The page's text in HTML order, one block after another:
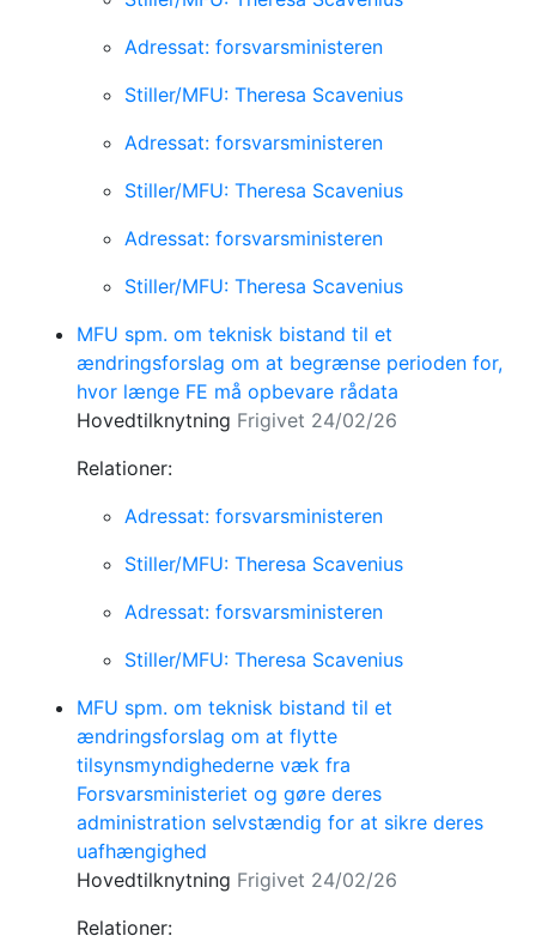
Adressat: forsvarsministeren
Stiller/MFU: Theresa Scavenius
Adressat: forsvarsministeren
Stiller/MFU: Theresa Scavenius
Adressat: forsvarsministeren
Stiller/MFU: Theresa Scavenius
MFU spm. om teknisk bistand til et
ændringsforslag om at begrænse perioden for,
hvor længe FE må opbevare rådata
Hovedtilknytning Frigivet 24/02/26
Relationer:
Adressat: forsvarsministeren
Stiller/MFU: Theresa Scavenius
Adressat: forsvarsministeren
Stiller/MFU: Theresa Scavenius
MFU spm. om teknisk bistand til et
ændringsforslag om at flytte
tilsynsmyndighederne væk fra
Forsvarsministeriet og gøre deres
administration selvstændig for at sikre deres
uafhængighed
Hovedtilknytning Frigivet 24/02/26
Relationer: